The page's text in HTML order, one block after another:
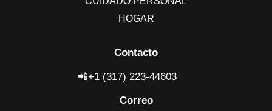
HOGAR
Contacto
📲+1 (317) 223-44603
Correo